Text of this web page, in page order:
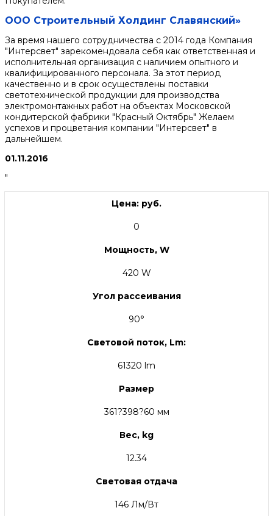
ООО Строительный Холдинг Славянский»
За время нашего сотрудничества с 2014 года Компания
"Интерсвет" зарекомендовала себя как ответственная и
исполнительная организация с наличием опытного и
квалифицированного персонала. За этот период
качественно и в срок осуществлены поставки
светотехнической продукции для производства
электромонтажных работ на объектах Московской
кондитерской фабрики "Красный Октябрь" Желаем
успехов и процветания компании "Интерсвет" в
дальнейшем.
01.11.2016
"
Цена: руб.
0
Мощность, W
420 W
Угол рассеивания
90°
Световой поток, Lm:
61320 lm
Размер
361?398?60 мм
Вес, kg
12.34
Световая отдача
146 Лм/Вт